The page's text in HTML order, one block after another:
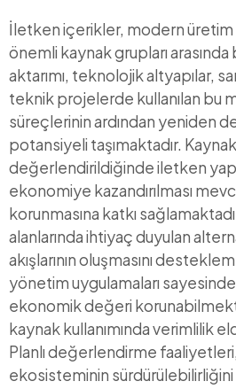
İletken içerikler, modern
önemli kaynak grupları
aktarımı, teknolojik altyapılar,
teknik projelerde kullanılan bu
süreçlerinin ardından yeniden
potansiyeli taşımaktadır.
değerlendirildiğinde iletken
ekonomiye kazandırılması
korunmasına katkı
alanlarında ihtiyaç duyulan
akışlarının oluşmasını
yönetim uygulamaları
ekonomik değeri
kaynak kullanımında verimlilik
Planlı değerlendirme
ekosisteminin